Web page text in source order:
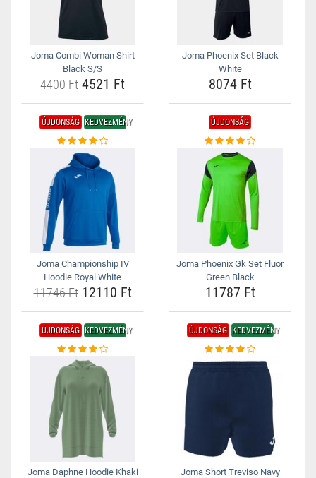
Joma Combi Woman Shirt
Black S/S
4400 Ft 4521 Ft
Joma Phoenix Set Black
White
8074 Ft
ÚJDONSÁG KEDVEZMÉNY
Joma Championship IV
Hoodie Royal White
11746 Ft12110 Ft
ÚJDONSÁG
Joma Phoenix Gk Set Fluor
Green Black
11787 Ft
ÚJDONSÁG KEDVEZMÉNY
Joma Daphne Hoodie Khaki
ÚJDONSÁG KEDVEZMÉNY
Joma Short Treviso Navy